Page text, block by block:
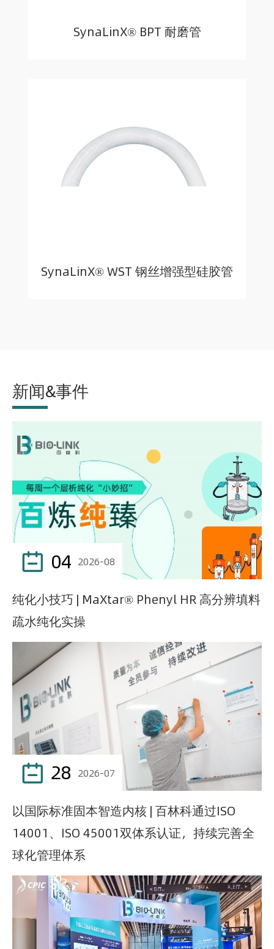
SynaLinX® BPT 耐磨管
SynaLinX® WST 钢丝增强型硅胶管
新闻&事件
 04 2026-08
纯化小技巧 | MaXtar® Phenyl HR 高分辨填料
疏水纯化实操
 28 2026-07
以国际标准固本智造内核 | 百林科通过ISO
14001、ISO 45001双体系认证，持续完善全
球化管理体系